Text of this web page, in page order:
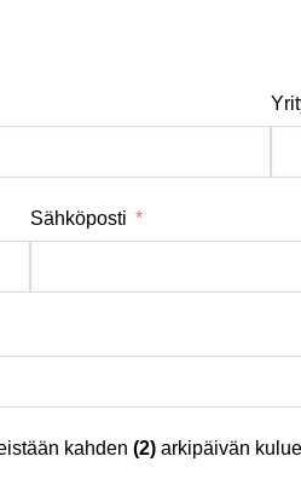
Sähköposti
kahden (2) arkipäivän